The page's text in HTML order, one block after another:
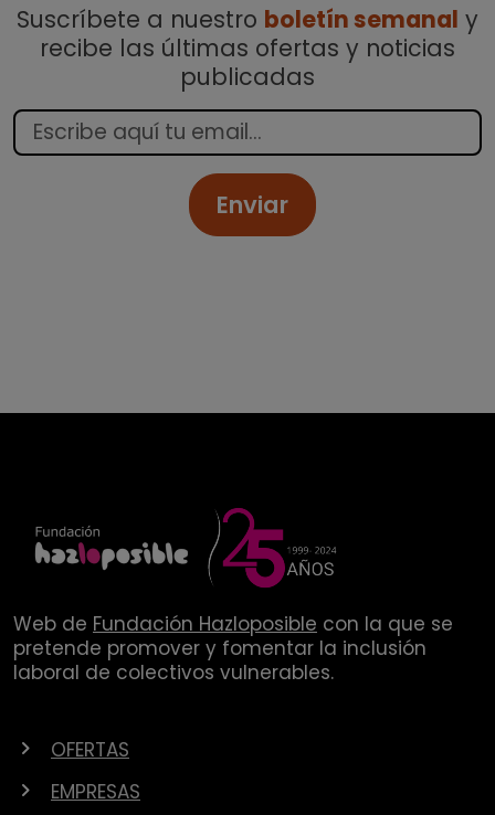
Suscríbete a nuestro boletín semanal y
recibe las últimas ofertas y noticias
publicadas
Enviar
Web de Fundación Hazloposible con la que se
pretende promover y fomentar la inclusión
laboral de colectivos vulnerables.
OFERTAS
EMPRESAS